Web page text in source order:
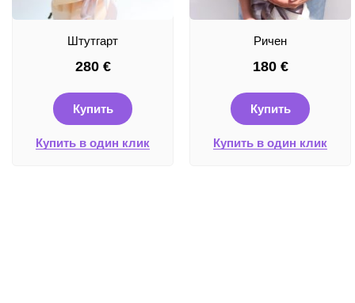
Штутгарт
280 €
Купить
Купить в один клик
Ричен
180 €
Купить
Купить в один клик